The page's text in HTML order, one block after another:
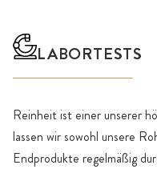
LABORTESTS
Reinheit ist einer unserer
lassen wir sowohl unsere
Endprodukte regelmäßig